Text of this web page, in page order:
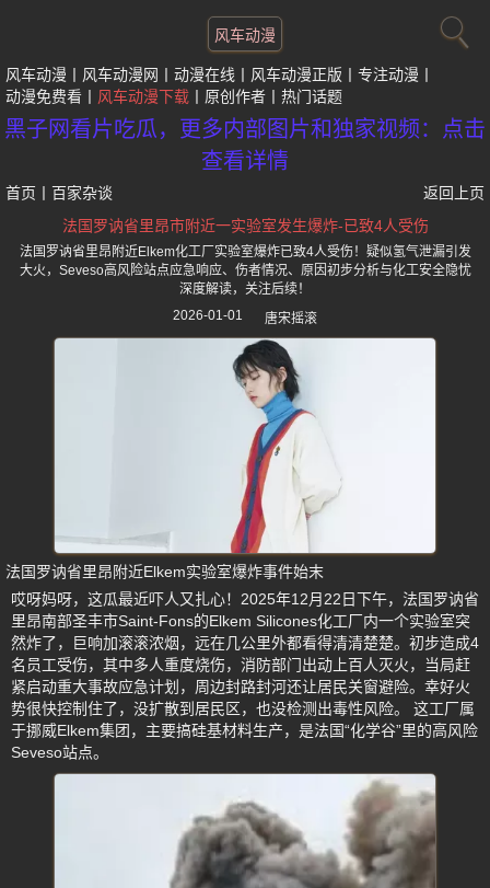
风车动漫
风车动漫 风车动漫网 动漫在线 风车动漫正版
专注动漫
动漫免费看
风车动漫下载 原创作者 热门话题
黑子网看片吃瓜，更多内部图片和独家视频：点击
查看详情
首页 百家杂谈
返回上页
法国罗讷省里昂市附近一实验室发生爆炸-已致4人受伤
法国罗讷省里昂附近Elkem化工厂实验室爆炸已致4人受伤！疑似氢气泄漏引发
大火，Seveso高风险站点应急响应、伤者情况、原因初步分析与化工安全隐忧
深度解读，关注后续！
2026-01-01
唐宋摇滚
法国罗讷省里昂附近Elkem实验室爆炸事件始末
哎呀妈呀，这瓜最近吓人又扎心！2025年12月22日下午，法国罗讷省
里昂南部圣丰市Saint-Fons的Elkem Silicones化工厂内一个实验室突
然炸了，巨响加滚滚浓烟，远在几公里外都看得清清楚楚。初步造成4
名员工受伤，其中多人重度烧伤，消防部门出动上百人灭火，当局赶
紧启动重大事故应急计划，周边封路封河还让居民关窗避险。幸好火
势很快控制住了，没扩散到居民区，也没检测出毒性风险。 这工厂属
于挪威Elkem集团，主要搞硅基材料生产，是法国“化学谷”里的高风险
Seveso站点。